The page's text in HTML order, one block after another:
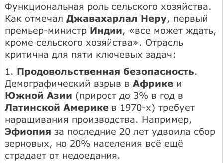
Функциональная роль сельского хозяйства.
Как отмечал Джавахарлал Неру, первый
премьер-министр Индии, «все может ждать,
кроме сельского хозяйства». Отрасль
критична для пяти ключевых задач:
1. Продовольственная безопасность.
Демографический взрыв в Африке и
Южной Азии (прирост до 3% в год в
Латинской Америке в 1970-х) требует
наращивания производства. Например,
Эфиопия за последние 20 лет удвоила сбор
зерновых, но 20% населения всё ещё
страдает от недоедания.